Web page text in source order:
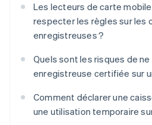
Les lecteurs de carte
respecter les règles sur les
enregistreuses ?
Quels sont les risques de
enregistreuse certifiée sur
Comment déclarer une
une utilisation temporaire